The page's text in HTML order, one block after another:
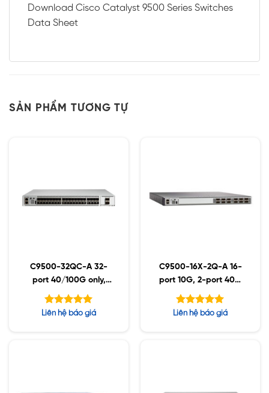
Download Cisco Catalyst 9500 Series Switches
Data Sheet
SẢN PHẨM TƯƠNG TỰ
C9500-32QC-A 32-
port 40/100G only,
Advantage
Được xếp
Liên hệ báo giá
C9500-16X-2Q-A 16-
port 10G, 2-port 40G
switch
Được xếp
Liên hệ báo giá